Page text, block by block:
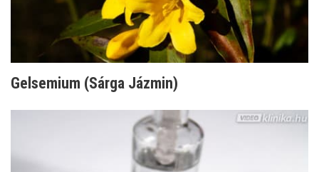
Gelsemium (Sárga Jázmin)